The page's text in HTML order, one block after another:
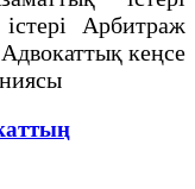
Арбитраж
кеңсе